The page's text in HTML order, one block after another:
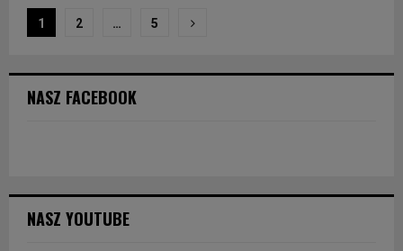
Stronicowanie
1 2 … 5
NASZ FACEBOOK
NASZ YOUTUBE